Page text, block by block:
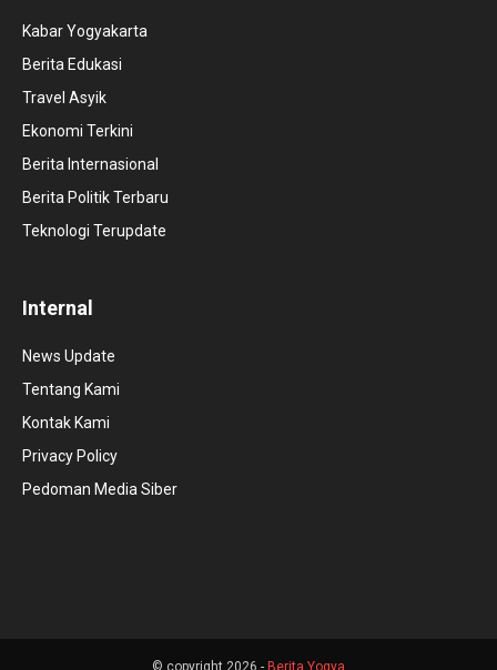
Kabar Yogyakarta
Berita Edukasi
Travel Asyik
Ekonomi Terkini
Berita Internasional
Berita Politik Terbaru
Teknologi Terupdate
Internal
News Update
Tentang Kami
Kontak Kami
Privacy Policy
Pedoman Media Siber
© copyright 2026 - Berita Yogya